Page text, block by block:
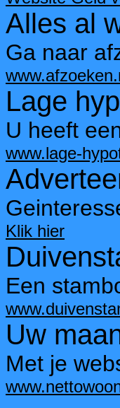
Alles al
Ga naar
Lage
U heeft
www.lage-
Klik hier
Een
Uw
Met je